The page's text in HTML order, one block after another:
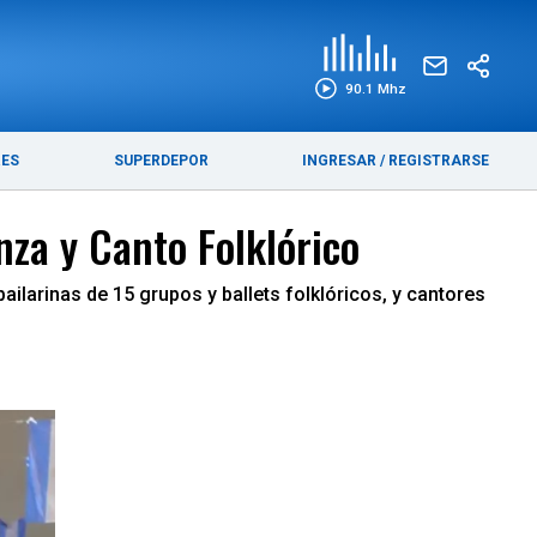
90.1 Mhz
SUPERDEPOR INGRESAR / REGISTRARSE
y Canto Folklórico
de 15 grupos y ballets folklóricos, y cantores